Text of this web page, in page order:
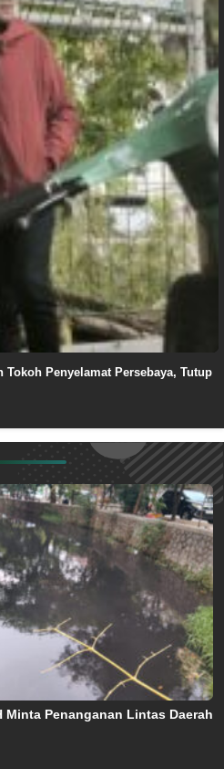
Penyelamat Persebaya, Tutup
Minta Penanganan Lintas Daerah